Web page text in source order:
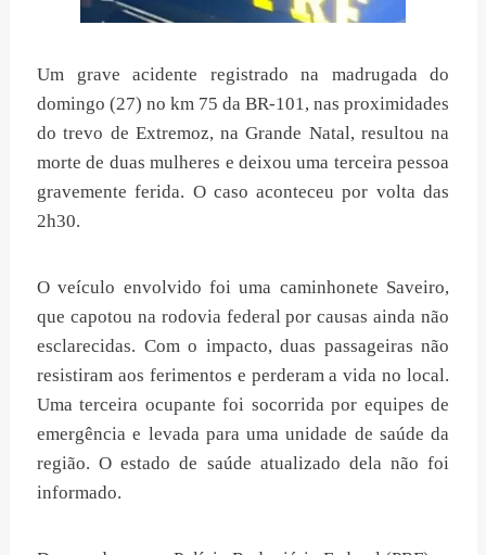
Um grave acidente registrado na madrugada do
domingo (27) no km 75 da BR-101, nas proximidades
do trevo de Extremoz, na Grande Natal, resultou na
morte de duas mulheres e deixou uma terceira pessoa
gravemente ferida. O caso aconteceu por volta das
2h30.
O veículo envolvido foi uma caminhonete Saveiro,
que capotou na rodovia federal por causas ainda não
esclarecidas. Com o impacto, duas passageiras não
resistiram aos ferimentos e perderam a vida no local.
Uma terceira ocupante foi socorrida por equipes de
emergência e levada para uma unidade de saúde da
região. O estado de saúde atualizado dela não foi
informado.